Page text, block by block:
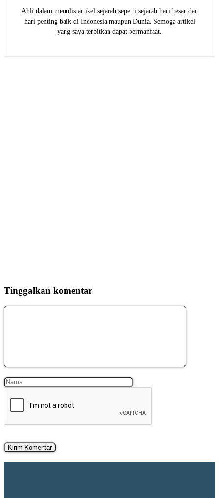
Ahli dalam menulis artikel sejarah seperti sejarah hari besar dan
hari penting baik di Indonesia maupun Dunia. Semoga artikel
yang saya terbitkan dapat bermanfaat.
Tinggalkan komentar
Komentar
Nama Surel